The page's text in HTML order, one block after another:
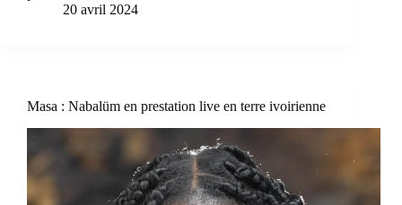
20 avril 2024
Masa : Nabalüm en prestation live en terre ivoirienne